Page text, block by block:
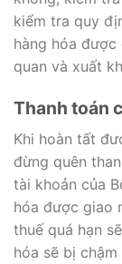
kiểm tra quy
hàng hóa
quan và xuất
Thanh toán
Khi hoàn tất
đừng quên
tài khoản của
hóa được giao
thuế quá hạn
hóa sẽ bị